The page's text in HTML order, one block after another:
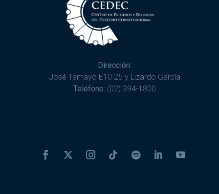
Dirección:
José Tamayo E10 25 y Lizardo García
Teléfono: (02) 394-1800